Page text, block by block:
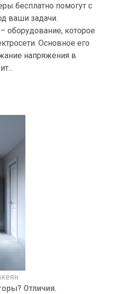
бесплатно помогут с
ваши задачи.
оборудование, которое
Основное его
напряжения в
Отличия.